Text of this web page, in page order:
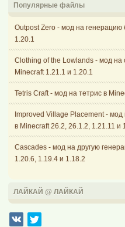
Популярные файлы
Outpost Zero - мод на генерацию
1.20.1
Clothing of the Lowlands - мод
Minecraft 1.21.1 и 1.20.1
Tetris Craft - мод на тетрис в
Improved Village Placement -
в Minecraft 26.2, 26.1.2, 1.21.11 и
Cascades - мод на другую
1.20.6, 1.19.4 и 1.18.2
ЛАЙКАЙ @ ЛАЙКАЙ